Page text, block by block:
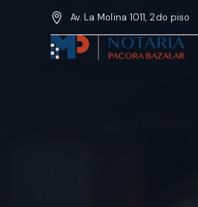
Av. La Molina 1011, 2do piso